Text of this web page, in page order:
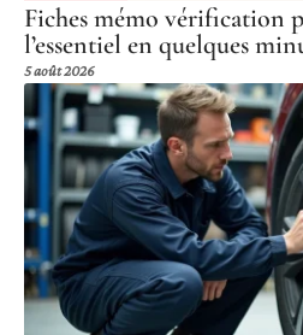
Fiches mémo vérification
l’essentiel en quelques
5 août 2026